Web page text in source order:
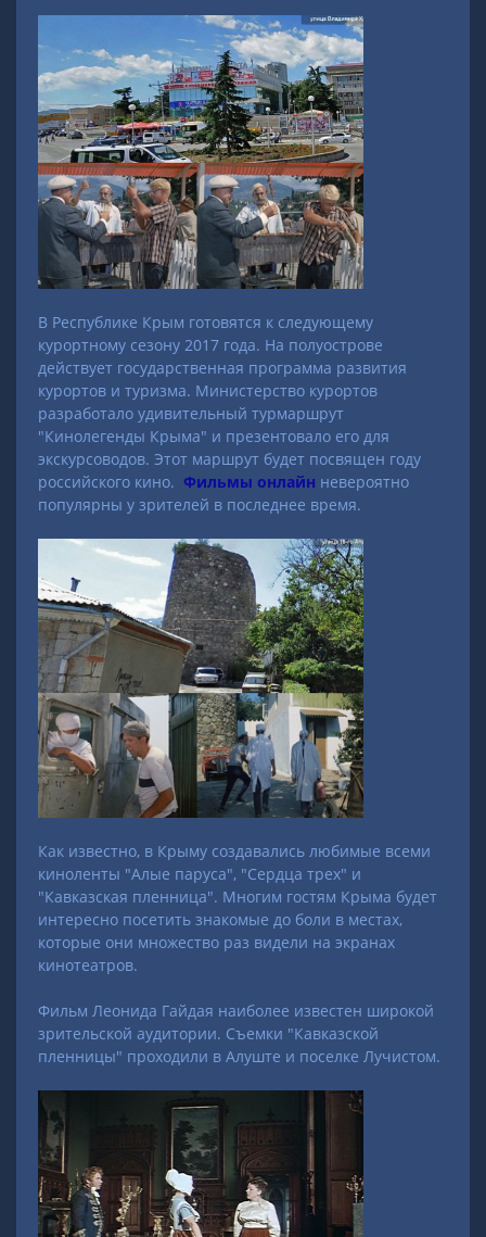
В Республике Крым готовятся к следующему
курортному сезону 2017 года. На полуострове
действует государственная программа развития
курортов и туризма. Министерство курортов
разработало удивительный турмаршрут
"Кинолегенды Крыма" и презентовало его для
экскурсоводов. Этот маршрут будет посвящен году
российского кино. Фильмы онлайн невероятно
популярны у зрителей в последнее время.
Как известно, в Крыму создавались любимые всеми
киноленты "Алые паруса", "Сердца трех" и
"Кавказская пленница". Многим гостям Крыма будет
интересно посетить знакомые до боли в местах,
которые они множество раз видели на экранах
кинотеатров.
Фильм Леонида Гайдая наиболее известен широкой
зрительской аудитории. Съемки "Кавказской
пленницы" проходили в Алуште и поселке Лучистом.